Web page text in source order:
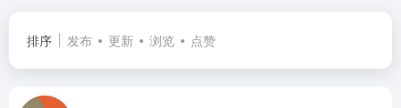
排序 发布 更新 浏览 点赞